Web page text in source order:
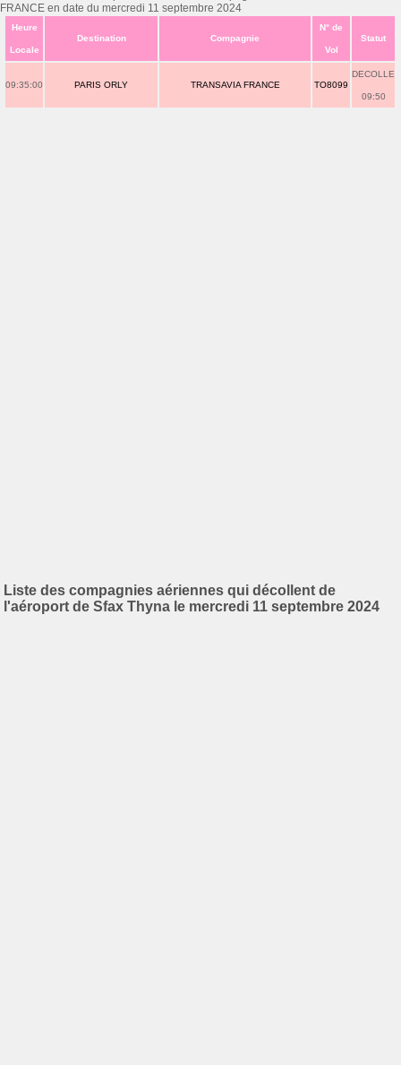
FRANCE en date du mercredi 11 septembre 2024
Heure
Locale
Destination Compagnie
N° de
Vol
Statut
09:35:00 PARIS ORLY TRANSAVIA FRANCE TO8099
DECOLLE
09:50
Liste des compagnies aériennes qui décollent de
l'aéroport de Sfax Thyna le mercredi 11 septembre 2024